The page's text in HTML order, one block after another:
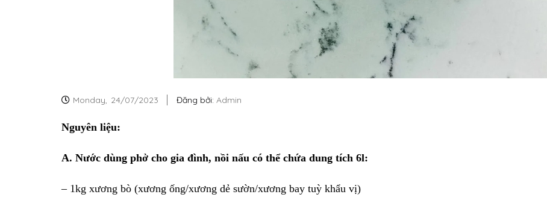
Monday, 24/07/2023 Đăng bởi: Admin
Nguyên liệu:
A. Nước dùng phở cho gia đình, nồi nấu có thể chứa dung tích 6l:
– 1kg xương bò (xương ống/xương dẻ sườn/xương bay tuỳ khẩu vị)